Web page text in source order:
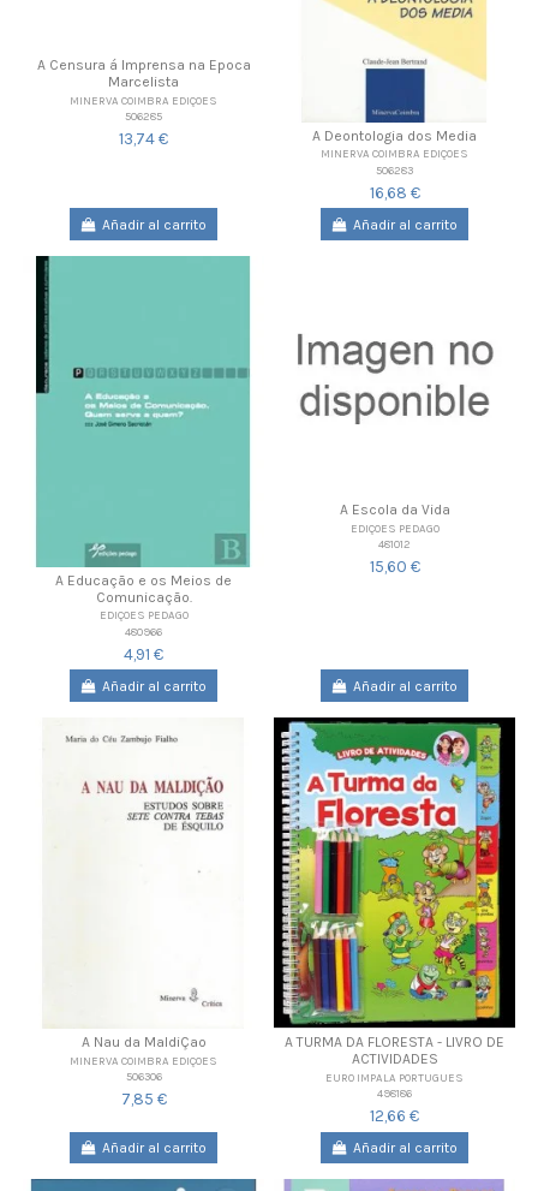
A Censura á Imprensa na Epoca
Marcelista
MINERVA COIMBRA EDIÇOES
506285
13,74 €
Añadir al carrito
A Deontologia dos Media
MINERVA COIMBRA EDIÇOES
506283
16,68 €
Añadir al carrito
A Educação e os Meios de
Comunicação.
EDIÇOES PEDAGO
480966
4,91 €
Añadir al carrito
A Escola da Vida
EDIÇOES PEDAGO
481012
15,60 €
Añadir al carrito
A Nau da MaldiÇao
MINERVA COIMBRA EDIÇOES
506306
7,85 €
Añadir al carrito
A TURMA DA FLORESTA - LIVRO DE
ACTIVIDADES
EURO IMPALA PORTUGUES
498186
12,66 €
Añadir al carrito